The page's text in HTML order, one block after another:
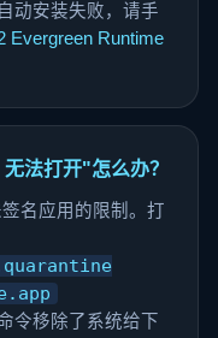
动安装失败，请手
Evergreen Runtime
法打开"怎么办？
名应用的限制。打
令移除了系统给下